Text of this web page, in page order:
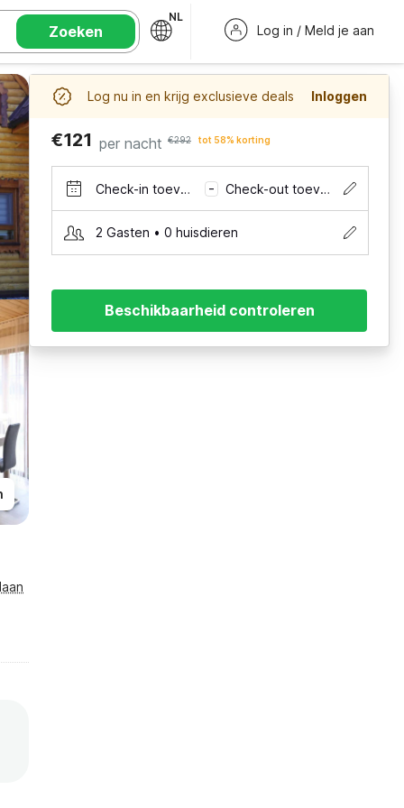
Zoeken
NL
Log in / Meld je aan
Log nu in en krijg exclusieve deals Inloggen
€121 per nacht €292 tot 58% korting
Check-in toevoegen – Check-out toevoegen
2 Gasten • 0 huisdieren
Beschikbaarheid controleren